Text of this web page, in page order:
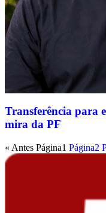
Transferência para
mira da PF
« Antes Página1 Página2